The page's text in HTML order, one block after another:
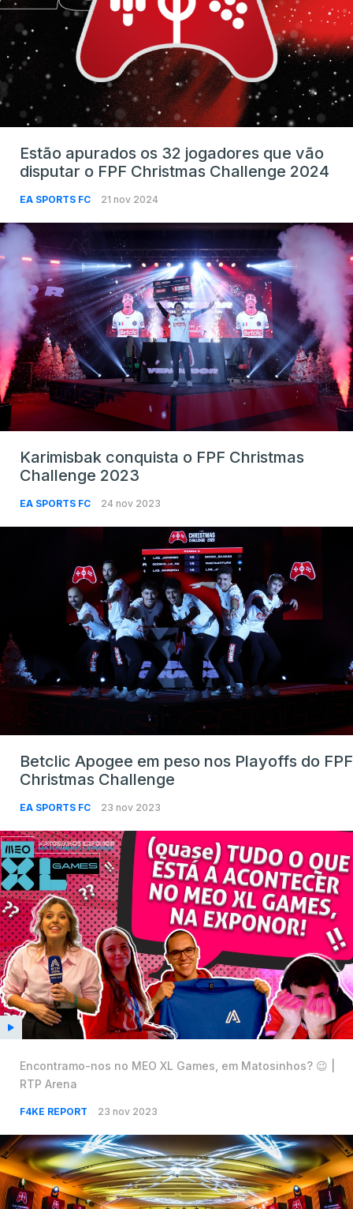
Estão apurados os 32 jogadores que vão
disputar o FPF Christmas Challenge 2024
EA SPORTS FC 21 nov 2024
Karimisbak conquista o FPF Christmas
Challenge 2023
EA SPORTS FC 24 nov 2023
Betclic Apogee em peso nos Playoffs do FPF
Christmas Challenge
EA SPORTS FC 23 nov 2023
Encontramo-nos no MEO XL Games, em Matosinhos? 😉 |
RTP Arena
F4KE REPORT 23 nov 2023